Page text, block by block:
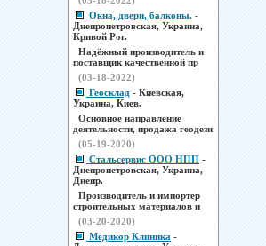
Окна, двери, балконы. -
Днепропетровская, Украина,
Кривой Рог.
Надёжный производитель и
поставщик качественной пр
(03-18-2022)
Геосклад - Киевская,
Украина, Киев.
Основное направление
деятельности, продажа геодези
(05-19-2020)
Стальсервис ООО НПП -
Днепропетровская, Украина,
Днепр.
Производитель и импортер
строительных материалов и
(03-20-2020)
Медикор Клиника -